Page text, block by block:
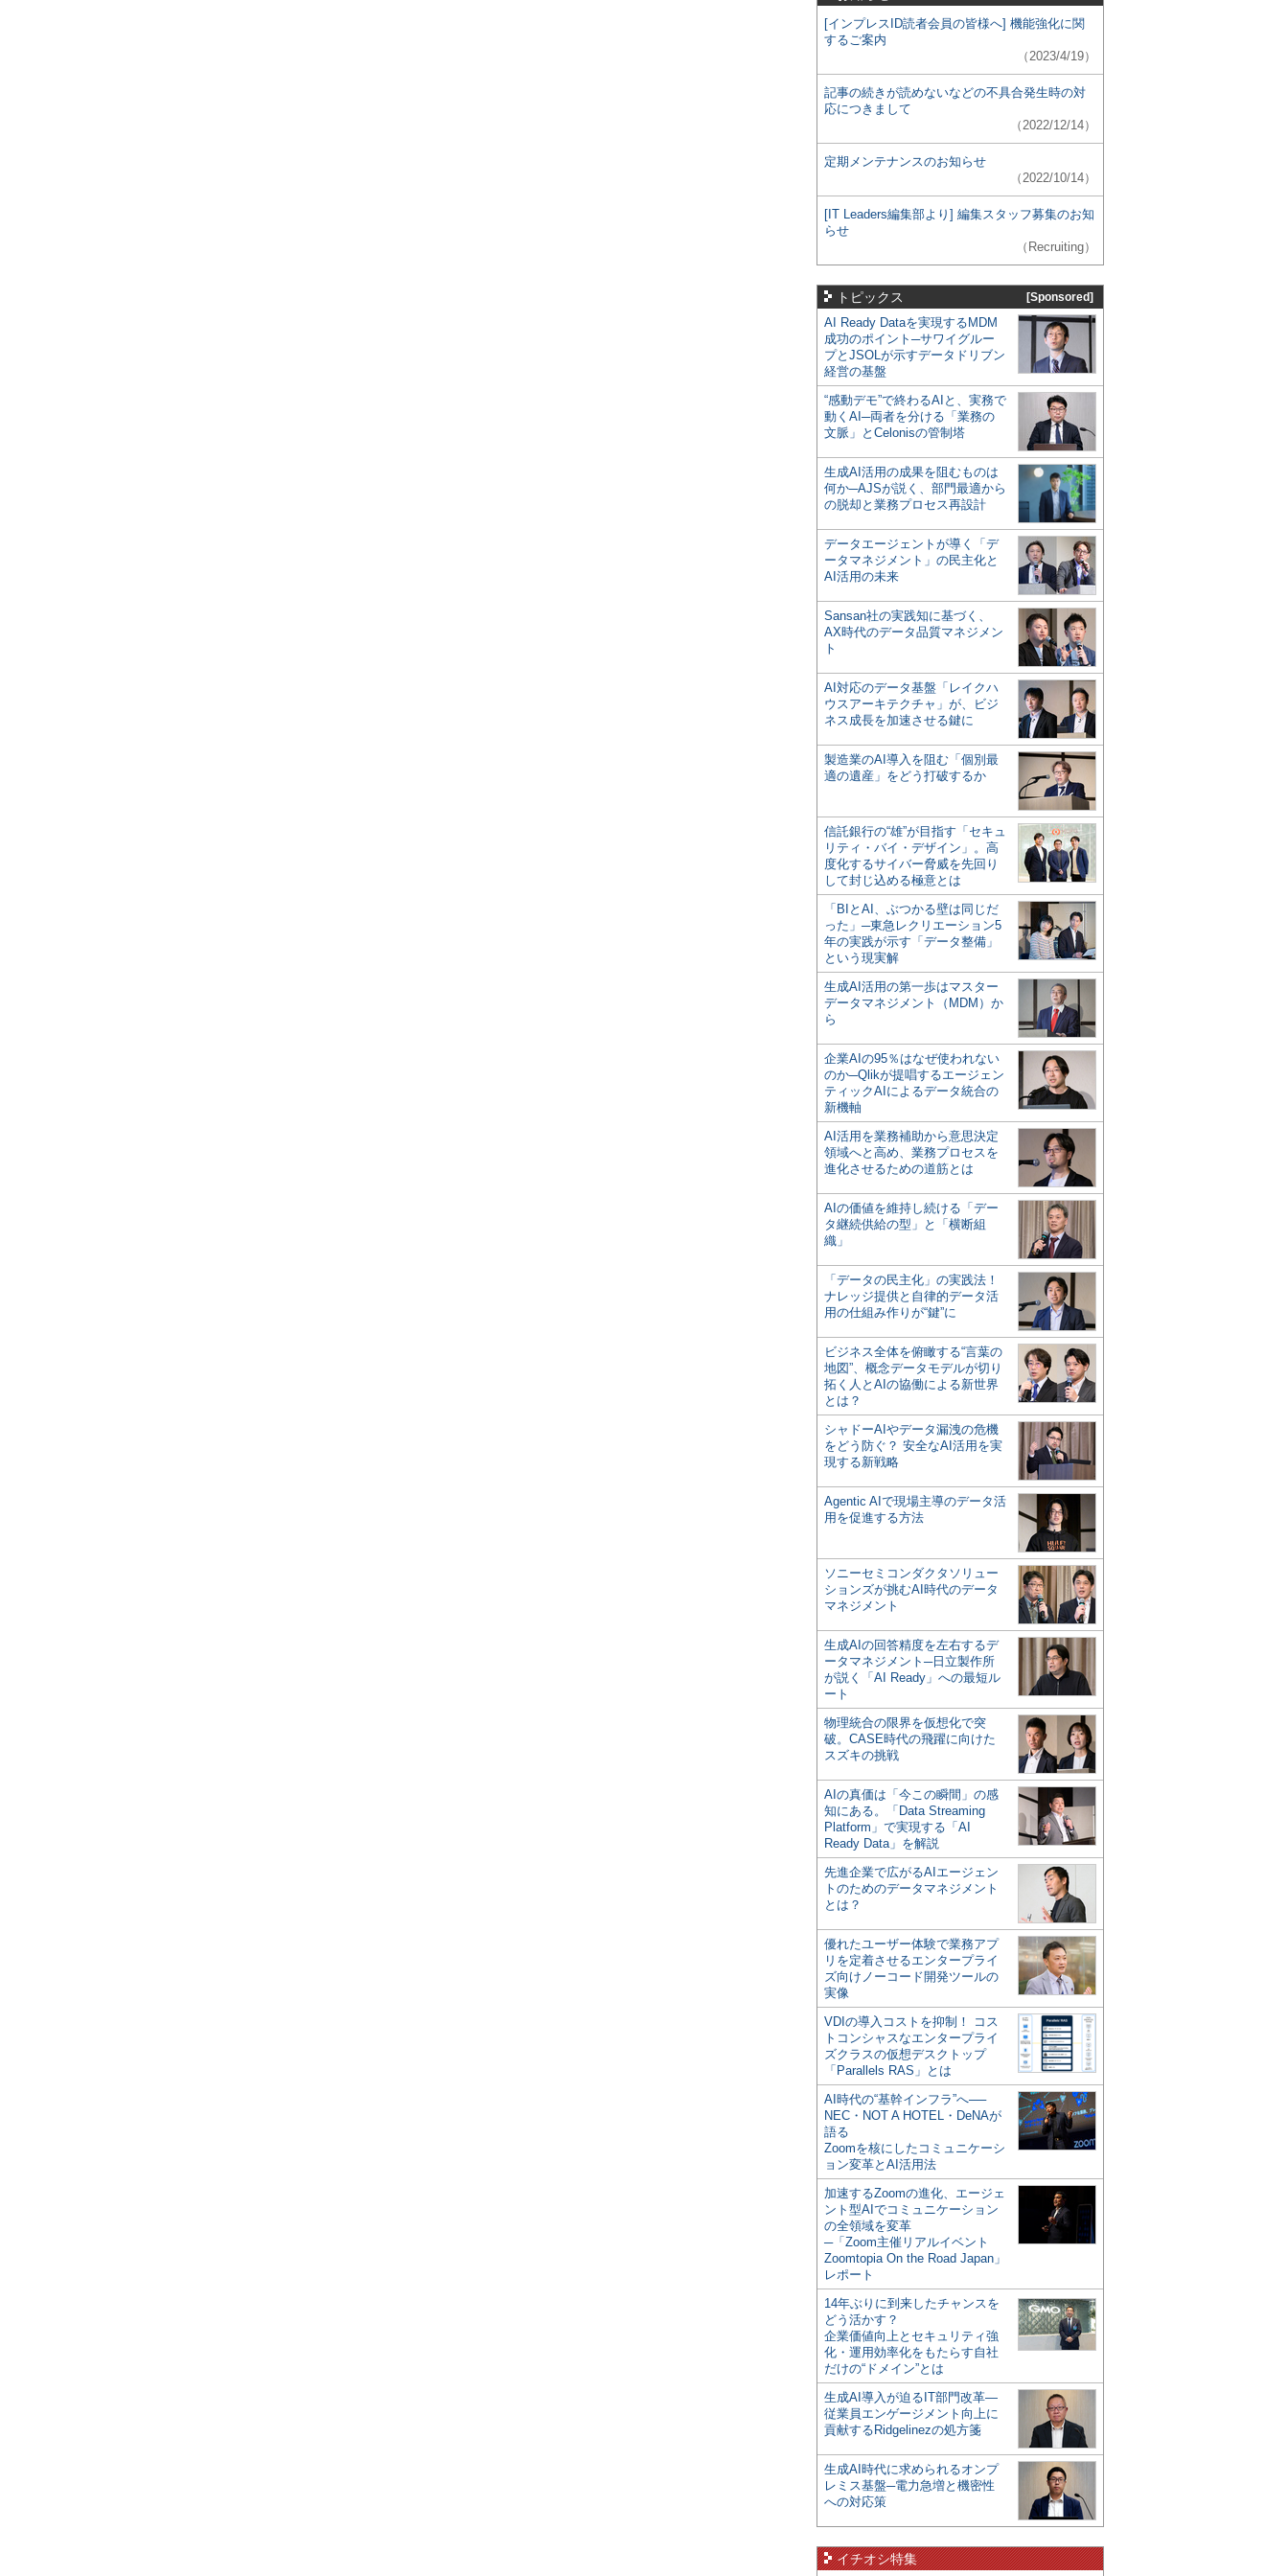
[インプレスID読者会員の皆様へ] 機能強化に関
するご案内
（2023/4/19）
記事の続きが読めないなどの不具合発生時の対
応につきまして
（2022/12/14）
定期メンテナンスのお知らせ
（2022/10/14）
[IT Leaders編集部より] 編集スタッフ募集のお知
らせ
（Recruiting）
トピックス [Sponsored]
AI Ready Dataを実現するMDM
成功のポイント─サワイグルー
プとJSOLが示すデータドリブン
経営の基盤
“感動デモ”で終わるAIと、実務で
動くAI─両者を分ける「業務の
文脈」とCelonisの管制塔
生成AI活用の成果を阻むものは
何か─AJSが説く、部門最適から
の脱却と業務プロセス再設計
データエージェントが導く「デ
ータマネジメント」の民主化と
AI活用の未来
Sansan社の実践知に基づく、
AX時代のデータ品質マネジメン
ト
AI対応のデータ基盤「レイクハ
ウスアーキテクチャ」が、ビジ
ネス成長を加速させる鍵に
製造業のAI導入を阻む「個別最
適の遺産」をどう打破するか
信託銀行の“雄”が目指す「セキュ
リティ・バイ・デザイン」。高
度化するサイバー脅威を先回り
して封じ込める極意とは
「BIとAI、ぶつかる壁は同じだ
った」─東急レクリエーション5
年の実践が示す「データ整備」
という現実解
生成AI活用の第一歩はマスター
データマネジメント（MDM）か
ら
企業AIの95％はなぜ使われない
のか─Qlikが提唱するエージェン
ティックAIによるデータ統合の
新機軸
AI活用を業務補助から意思決定
領域へと高め、業務プロセスを
進化させるための道筋とは
AIの価値を維持し続ける「デー
タ継続供給の型」と「横断組
織」
「データの民主化」の実践法！
ナレッジ提供と自律的データ活
用の仕組み作りが“鍵”に
ビジネス全体を俯瞰する“言葉の
地図”、概念データモデルが切り
拓く人とAIの協働による新世界
とは？
シャドーAIやデータ漏洩の危機
をどう防ぐ？ 安全なAI活用を実
現する新戦略
Agentic AIで現場主導のデータ活
用を促進する方法
ソニーセミコンダクタソリュー
ションズが挑むAI時代のデータ
マネジメント
生成AIの回答精度を左右するデ
ータマネジメント─日立製作所
が説く「AI Ready」への最短ル
ート
物理統合の限界を仮想化で突
破。CASE時代の飛躍に向けた
スズキの挑戦
AIの真価は「今この瞬間」の感
知にある。「Data Streaming
Platform」で実現する「AI
Ready Data」を解説
先進企業で広がるAIエージェン
トのためのデータマネジメント
とは？
優れたユーザー体験で業務アプ
リを定着させるエンタープライ
ズ向けノーコード開発ツールの
実像
VDIの導入コストを抑制！ コス
トコンシャスなエンタープライ
ズクラスの仮想デスクトップ
「Parallels RAS」とは
AI時代の“基幹インフラ”へ──
NEC・NOT A HOTEL・DeNAが
語る
Zoomを核にしたコミュニケーシ
ョン変革とAI活用法
加速するZoomの進化、エージェ
ント型AIでコミュニケーション
の全領域を変革
─「Zoom主催リアルイベント
Zoomtopia On the Road Japan」
レポート
14年ぶりに到来したチャンスを
どう活かす？
企業価値向上とセキュリティ強
化・運用効率化をもたらす自社
だけの“ドメイン”とは
生成AI導入が迫るIT部門改革―
従業員エンゲージメント向上に
貢献するRidgelinezの処方箋
生成AI時代に求められるオンプ
レミス基盤─電力急増と機密性
への対応策
イチオシ特集